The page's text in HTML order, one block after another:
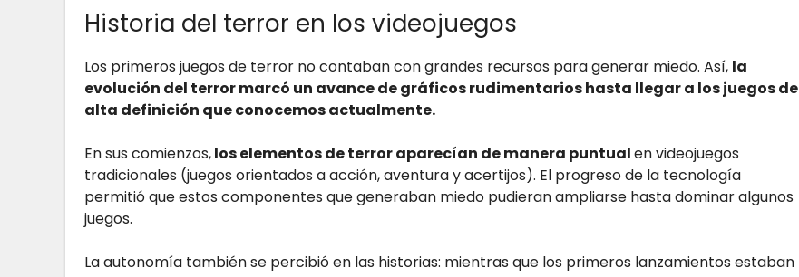
Historia del terror en los videojuegos
Los primeros juegos de terror no contaban con grandes recursos para generar miedo. Así, la
evolución del terror marcó un avance de gráficos rudimentarios hasta llegar a los juegos de
alta definición que conocemos actualmente.
En sus comienzos,los elementos de terror aparecían de manera puntualen videojuegos
tradicionales (juegos orientados a acción, aventura y acertijos). El progreso de la tecnología
permitió que estos componentes que generaban miedo pudieran ampliarse hasta dominar algunos
juegos.
La autonomía también se percibió en las historias: mientras que los primeros lanzamientos estaban